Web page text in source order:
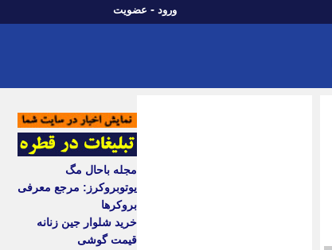
ورود - عضویت
مجله باحال مگ
یوتوبروکرز: مرجع معرفی
بروکرها
خرید شلوار جین زنانه
قیمت گوشی